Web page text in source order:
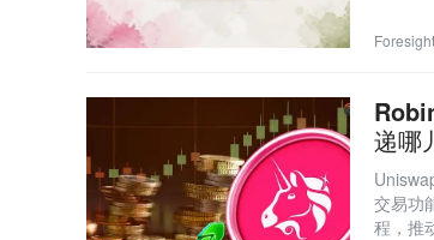
递哪
交易功
程，推